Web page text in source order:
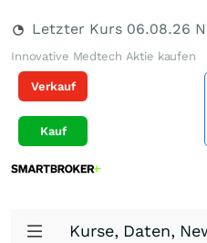
Letzter Kurs 06.08.26
Innovative Medtech Aktie kaufen
Verkauf
Kauf
Kurse, Daten,